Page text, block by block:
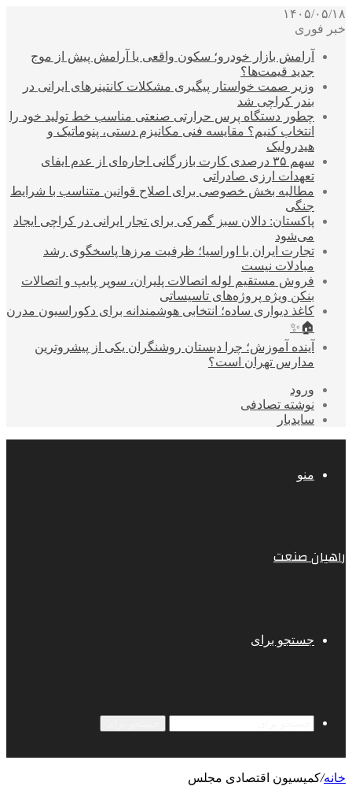
۱۴۰۵/۰۵/۱۸
خبر فوری
آرامش بازار خودرو؛ سکون واقعی یا آرامش پیش از موج
جدید قیمت‌ها؟
وزیر صمت خواستار پیگیری مشکلات کانتینرهای ایرانی در
بندر کراچی شد
چطور دستگاه پرس حرارتی صنعتی مناسب خط تولید خود را
انتخاب کنیم؟ مقایسه فنی مکانیزم دستی، پنوماتیک و
هیدرولیک
سهم ۳۵ درصدی کارت بازرگانی اجاره‌ای از عدم ایفای
تعهدات ارزی صادراتی
مطالبه بخش خصوصی برای اصلاح قوانین متناسب با شرایط
جنگی
پاکستان: دالان سبز گمرکی برای تجار ایرانی در کراچی ایجاد
می‌شود
تجارت ایران با اوراسیا؛ ظرفیت مرزها پاسخگوی رشد
مبادلات نیست
فروش مستقیم لوله اتصالات پلیران، سوپر پایپ و اتصالات
بنکن ویژه پروژه‌های تاسیساتی
کاغذ دیواری ساده؛ انتخابی هوشمندانه برای دکوراسیون مدرن
🏠✨
آینده آموزش؛ چرا دبستان روشنگران یکی از پیشروترین
مدارس تهران است؟
ورود
نوشته تصادفی
سایدبار
منو
راهیان صنعت
جستجو برای
خانه/کمیسیون اقتصادی مجلس